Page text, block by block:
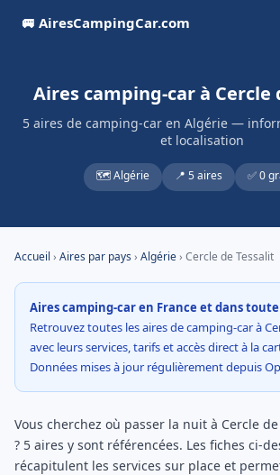
🚐 AiresCampingCar.com
Aires camping-car à Cercle
5 aires de camping-car en Algérie —
et localisation
🗺️ Algérie 📍 5 aires ✅ 0
Accueil › Aires par pays› Algérie› Cercle de Tessalit
Aires camping-car en France et dans
Retrouvez toutes les aires de camping-car à
avec leurs services, tarifs et accès direct à la
Données mises à jour régulièrement depuis
Vous cherchez où passer la nuit à Cercle
? 5 aires y sont référencées. Les fiches ci-
récapitulent les services sur place et